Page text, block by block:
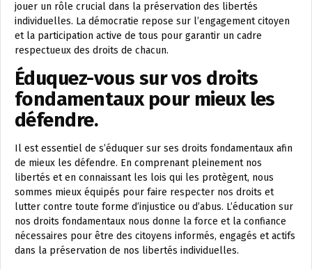
jouer un rôle crucial dans la préservation des libertés
individuelles. La démocratie repose sur l’engagement citoyen
et la participation active de tous pour garantir un cadre
respectueux des droits de chacun.
Éduquez-vous sur vos droits
fondamentaux pour mieux les
défendre.
Il est essentiel de s’éduquer sur ses droits fondamentaux afin
de mieux les défendre. En comprenant pleinement nos
libertés et en connaissant les lois qui les protègent, nous
sommes mieux équipés pour faire respecter nos droits et
lutter contre toute forme d’injustice ou d’abus. L’éducation sur
nos droits fondamentaux nous donne la force et la confiance
nécessaires pour être des citoyens informés, engagés et actifs
dans la préservation de nos libertés individuelles.